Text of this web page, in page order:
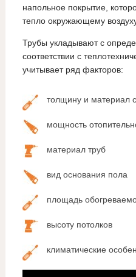
напольное покрытие,
тепло окружающему
Трубы укладывают с
соответствии с
учитывает ряд факторов:
толщину и материал
мощность
материал труб
вид основания пола
площадь
высоту потолков
климатические